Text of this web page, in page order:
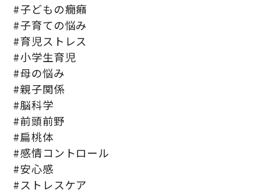
#子どもの癇癪
#子育ての悩み
#育児ストレス
#小学生育児
#母の悩み
#親子関係
#脳科学
#前頭前野
#扁桃体
#感情コントロール
#安心感
#ストレスケア